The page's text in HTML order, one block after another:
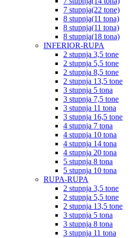
7 stupnja(22 tone)
8 stupnja(11 tona)
8 stupnja(11 tona)
8 stupnja(18 tona)
INFERIOR-RUPA
2 stupnja 3,5 tone
2 stupnja 5,5 tone
2 stupnja 8,5 tone
2 stupnja 13,5 tone
3 stupnja 5 tona
3 stupnja 7,5 tone
3 stupnja 11 tona
3 stupnja 16,5 tone
4 stupnja 7 tona
4 stupnja 10 tona
4 stupnja 14 tona
4 stupnja 20 tona
5 stupnja 8 tona
5 stupnja 10 tona
RUPA-RUPA
2 stupnja 3,5 tone
2 stupnja 5,5 tone
2 stupnja 13,5 tone
3 stupnja 5 tona
3 stupnja 8 tona
3 stupnja 11 tona